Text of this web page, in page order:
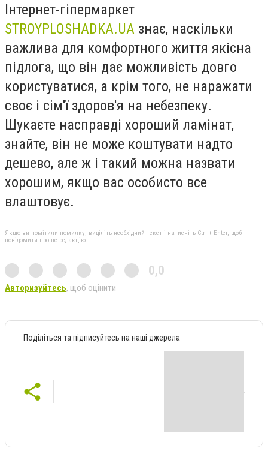
Інтернет-гіпермаркет
STROYPLOSHADKA.UA знає, наскільки
важлива для комфортного життя якісна
підлога, що він дає можливість довго
користуватися, а крім того, не наражати
своє і сім'ї здоров'я на небезпеку.
Шукаєте насправді хороший ламінат,
знайте, він не може коштувати надто
дешево, але ж і такий можна назвати
хорошим, якщо вас особисто все
влаштовує.
Якщо ви помітили помилку, виділіть необхідний текст і натисніть Ctrl + Enter, щоб
повідомити про це редакцію
0,0
Авторизуйтесь, щоб оцінити
Поділіться та підписуйтесь на наші джерела